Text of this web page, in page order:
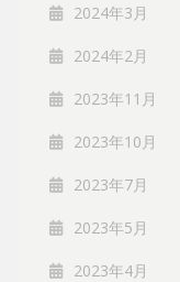
2024年3月
2024年2月
2023年11月
2023年10月
2023年7月
2023年5月
2023年4月